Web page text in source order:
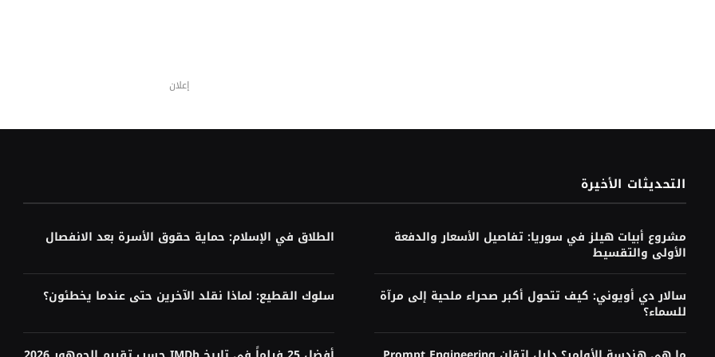
إعلان
التحديثات الأخيرة
مشروع أبيات هيلز في سوريا: تفاصيل الأسعار والدفعة
الأولى والتقسيط
الطلاق في الإسلام: حماية حقوق الأسرة بعد الانفصال
سالار دي أويوني: كيف تتحول أكبر صحراء ملحية إلى مرآة
للسماء؟
سلوك القطيع: لماذا نقلد الآخرين حتى عندما يخطئون؟